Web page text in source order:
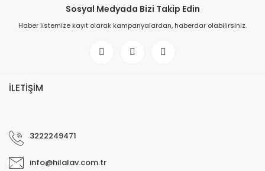
Sosyal Medyada Bizi Takip Edin
Haber listemize kayıt olarak kampanyalardan, haberdar olabilirsiniz.
İLETİŞİM
3222249471
info@hilalav.com.tr